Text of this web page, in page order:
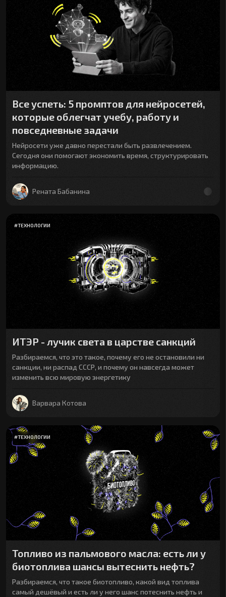
Все успеть: 5 промптов для нейросетей,
которые облегчат учебу, работу и
повседневные задачи
Нейросети уже давно перестали быть развлечением.
Сегодня они помогают экономить время, структурировать
информацию.
Рената Бабанина
#ТЕХНОЛОГИИ
ИТЭР - лучик света в царстве санкций
Разбираемся, что это такое, почему его не остановили ни
санкции, ни распад СССР, и почему он навсегда может
изменить всю мировую энергетику
Варвара Котова
#ТЕХНОЛОГИИ
Топливо из пальмового масла: есть ли у
биотоплива шансы вытеснить нефть?
Разбираемся, что такое биотопливо, какой вид топлива
самый дешёвый и есть ли у него шанс потеснить нефть и